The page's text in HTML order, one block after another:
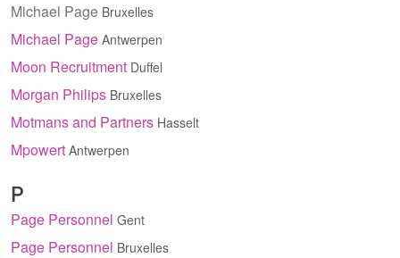
Michael Page Bruxelles
Michael Page Antwerpen
Moon Recruitment Duffel
Morgan Philips Bruxelles
Motmans and Partners Hasselt
Mpowert Antwerpen
P
Page Personnel Gent
Page Personnel Bruxelles